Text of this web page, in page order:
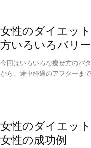
女性のダイエッ
方いろいろバリ
今回はいろいろな痩せ方のパ
から、途中経過のアフターま
女性のダイエッ
女性の成功例